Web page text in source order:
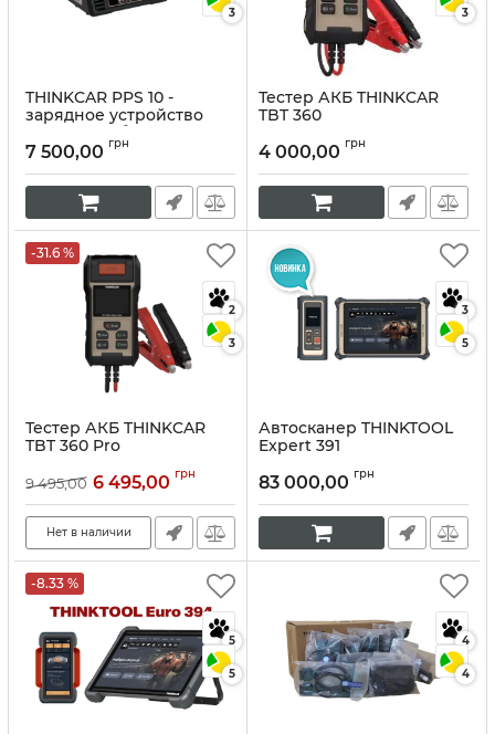
3
THINKCAR PPS 10 -
зарядное устройство
для автомобильных
аккумуляторов
Артикул:10268
7 500,00 грн
3
Тестер АКБ THINKCAR
TBT 360
4 000,00 грн
-31.6 %
2
3
Тестер АКБ THINKCAR
TBT 360 Pro
9 495,00 6 495,00 грн
Нет в наличии
3
5
Автосканер THINKTOOL
Expert 391
83 000,00 грн
-8.33 %
5
5
4
4